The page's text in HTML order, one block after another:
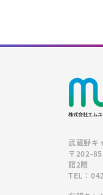
武蔵野キ
〒202-
館2階
TEL：